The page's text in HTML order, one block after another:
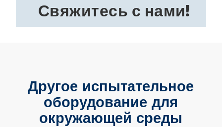
Свяжитесь с нами!
Другое испытательное
оборудование для
окружающей среды